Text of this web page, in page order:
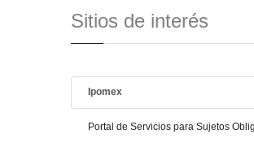
Sitios de interés
Ipomex
Portal de Servicios para Sujetos